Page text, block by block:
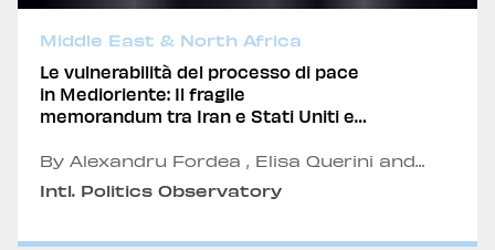
Middle East & North Africa
Le vulnerabilità del processo di pace
in Medioriente: Il fragile
memorandum tra Iran e Stati Uniti e
By Alexandru Fordea , Elisa Querini and
Intl. Politics Observatory